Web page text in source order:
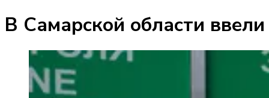
В Самарской области